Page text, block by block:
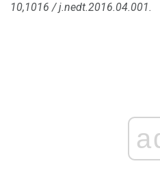
10,1016 / j.nedt.2016.04.001.